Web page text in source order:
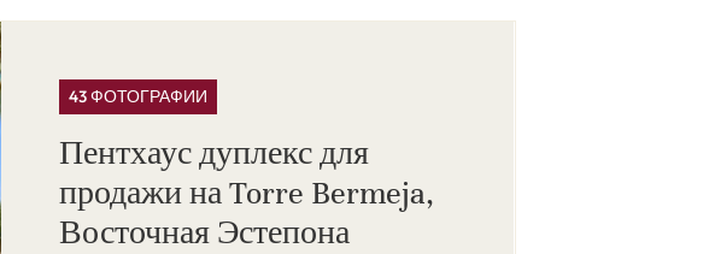
43 ФОТОГРАФИИ
Пентхаус дуплекс для
продажи на Torre Bermeja,
Восточная Эстепона